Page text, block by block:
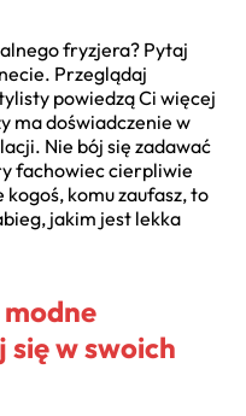
fryzjera? Pytaj
Przeglądaj
powiedzą Ci więcej
ma doświadczenie w
Nie bój się zadawać
fachowiec cierpliwie
komu zaufasz, to
jakim jest lekka
się w swoich